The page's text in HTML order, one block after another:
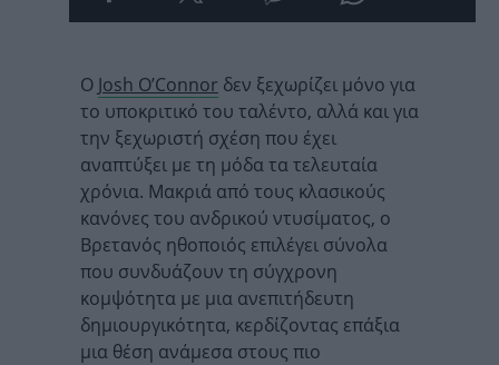
Ο Josh O’Connor δεν ξεχωρίζει μόνο για
το υποκριτικό του ταλέντο, αλλά και για
την ξεχωριστή σχέση που έχει
αναπτύξει με τη μόδα τα τελευταία
χρόνια. Μακριά από τους κλασικούς
κανόνες του ανδρικού ντυσίματος, ο
Βρετανός ηθοποιός επιλέγει σύνολα
που συνδυάζουν τη σύγχρονη
κομψότητα με μια ανεπιτήδευτη
δημιουργικότητα, κερδίζοντας επάξια
μια θέση ανάμεσα στους πιο